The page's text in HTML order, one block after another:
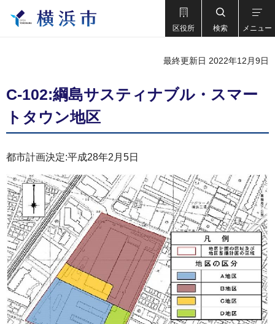
区役所 検索 メニュー
最終更新日 2022年12月9日
C-102:綱島サスティナブル・スマー
トタウン地区
都市計画決定:平成28年2月5日